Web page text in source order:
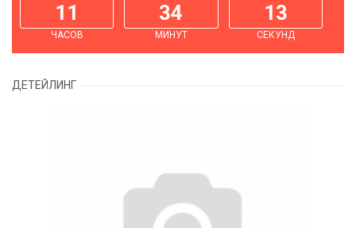
11
ЧАСОВ
34
МИНУТ
14
СЕКУНД
ДЕТЕЙЛИНГ